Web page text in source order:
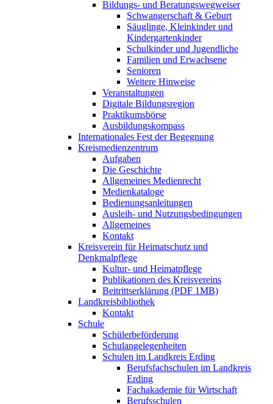
Bildungs- und Beratungswegweiser
Schwangerschaft & Geburt
Säuglinge, Kleinkinder und
Kindergartenkinder
Schulkinder und Jugendliche
Familien und Erwachsene
Senioren
Weitere Hinweise
Veranstaltungen
Digitale Bildungsregion
Praktikumsbörse
Ausbildungskompass
Internationales Fest der Begegnung
Kreismedienzentrum
Aufgaben
Die Geschichte
Allgemeines Medienrecht
Medienkataloge
Bedienungsanleitungen
Ausleih- und Nutzungsbedingungen
Allgemeines
Kontakt
Kreisverein für Heimatschutz und
Denkmalpflege
Kultur- und Heimatpflege
Publikationen des Kreisvereins
Beitrittserklärung (PDF 1MB)
Landkreisbibliothek
Kontakt
Schule
Schülerbeförderung
Schulangelegenheiten
Schulen im Landkreis Erding
Berufsfachschulen im Landkreis
Erding
Fachakademie für Wirtschaft
Berufsschulen